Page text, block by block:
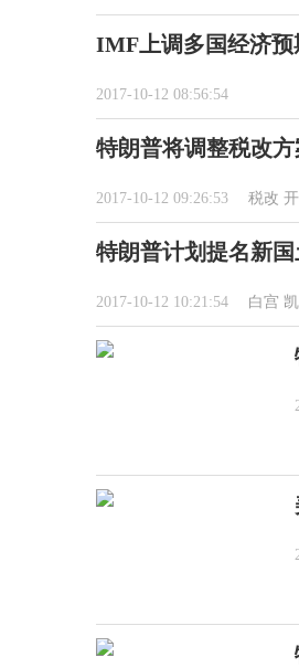
IMF上调多国经济预
2017-10-12 08:56:54
特朗普将调整税改
2017-10-12 09:26:53 税改
特朗普计划提名新
2017-10-12 10:21:54 白宫